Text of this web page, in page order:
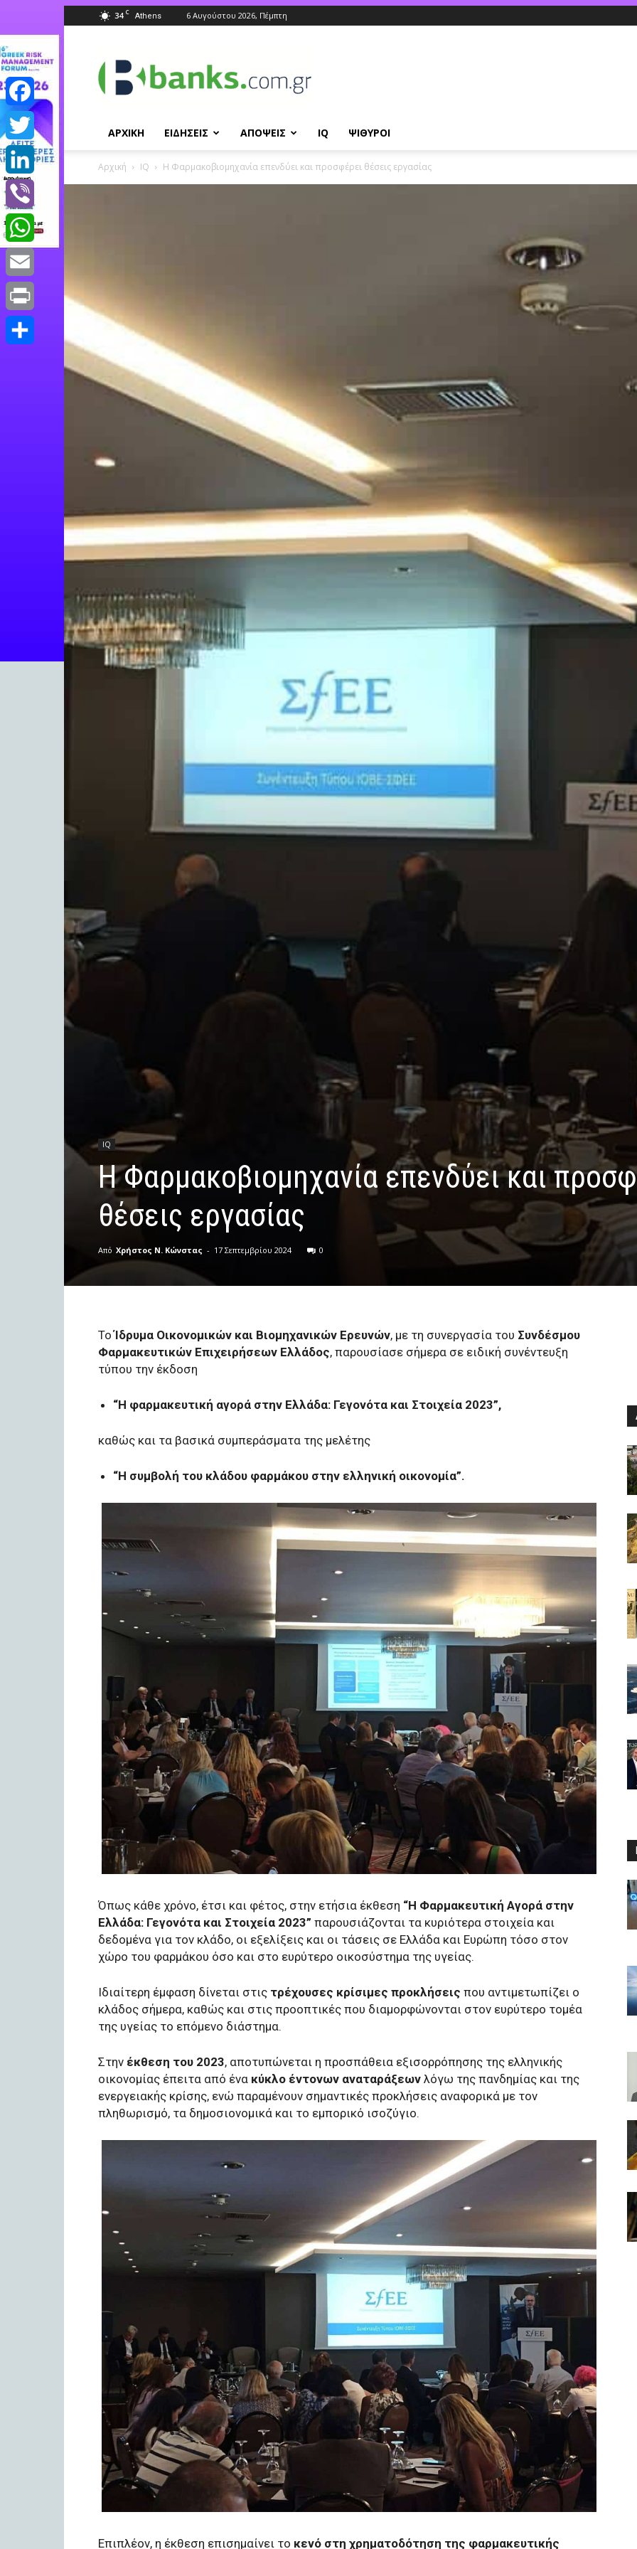
34 C Athens 6 Αυγούστου 2026, Πέμπτη
ΑΡΧΙΚΗ ΕΙΔΗΣΕΙΣ ΑΠΟΨΕΙΣ IQ ΨΙΘΥΡΟΙ
Αρχική IQ Η Φαρμακοβιομηχανία επενδύει και προσφέρει θέσεις εργασίας
IQ
Η Φαρμακοβιομηχανία επενδύει και
θέσεις εργασίας
Από Χρήστος Ν. Κώνστας - 17 Σεπτεμβρίου 2024 0
ΤοΊδρυμα Οικονομικών και Βιομηχανικών Ερευνών, με τη συνεργασία του Συνδέσμου
Φαρμακευτικών Επιχειρήσεων Ελλάδος, παρουσίασε σήμερα σε ειδική συνέντευξη
τύπου την έκδοση
“Η φαρμακευτική αγορά στην Ελλάδα: Γεγονότα και Στοιχεία 2023”,
καθώς και τα βασικά συμπεράσματα της μελέτης
“Η συμβολή του κλάδου φαρμάκου στην ελληνική οικονομία”.
Όπως κάθε χρόνο, έτσι και φέτος, στην ετήσια έκθεση “Η Φαρμακευτική Αγορά στην
Ελλάδα: Γεγονότα και Στοιχεία 2023” παρουσιάζονται τα κυριότερα στοιχεία και
δεδομένα για τον κλάδο, οι εξελίξεις και οι τάσεις σε Ελλάδα και Ευρώπη τόσο στον
χώρο του φαρμάκου όσο και στο ευρύτερο οικοσύστημα της υγείας.
Ιδιαίτερη έμφαση δίνεται στις τρέχουσες κρίσιμες προκλήσεις που αντιμετωπίζει ο
κλάδος σήμερα, καθώς και στις προοπτικές που διαμορφώνονται στον ευρύτερο τομέα
της υγείας το επόμενο διάστημα.
Στην έκθεση του 2023, αποτυπώνεται η προσπάθεια εξισορρόπησης της ελληνικής
οικονομίας έπειτα από ένα κύκλο έντονων αναταράξεων λόγω της πανδημίας και της
ενεργειακής κρίσης, ενώ παραμένουν σημαντικές προκλήσεις αναφορικά με τον
πληθωρισμό, τα δημοσιονομικά και το εμπορικό ισοζύγιο.
Επιπλέον, η έκθεση επισημαίνει το κενό στη χρηματοδότηση της φαρμακευτικής
Facebook
Twitter
LinkedIn
Viber
WhatsApp
Email
Print